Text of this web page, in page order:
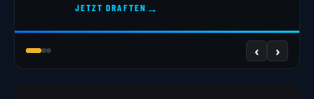
JETZT DRAFTEN →
‹ ›